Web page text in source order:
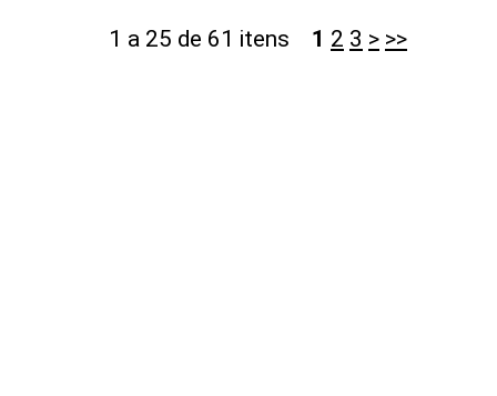
1 a 25 de 61 itens 1 2 3 > >>